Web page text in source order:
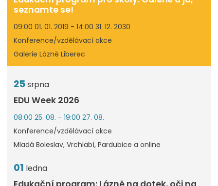
seznamte se!
09:00 01. 01. 2019 - 14:00 31. 12. 2030
Konference/vzdělávací akce
Galerie Lázně Liberec
25srpna
EDU Week 2026
08:00 25. 08. - 19:00 27. 08.
Konference/vzdělávací akce
Mladá Boleslav, Vrchlabí, Pardubice a online
01 ledna